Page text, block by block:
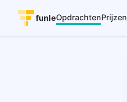
funleOpdrachtenPrijzen